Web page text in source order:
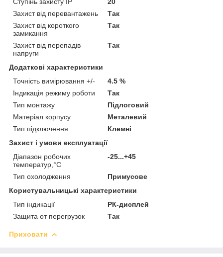
Захист від перевантажень
Так
Захист від короткого
замикання
Так
Захист від перепадів
напруги
Так
Додаткові характеристики
Точність вимірювання +/-
4.5 %
Індикація режиму роботи
Так
Тип монтажу
Підлоговий
Матеріал корпусу
Металевий
Тип підключення
Клемні
Захист і умови експлуатації
Діапазон робочих
температур,°С
-25...+45
Тип охолодження
Примусове
Користувальницькі характеристики
Тип індикації
РК-дисплей
Защита от перегрузок
Так
Приховати